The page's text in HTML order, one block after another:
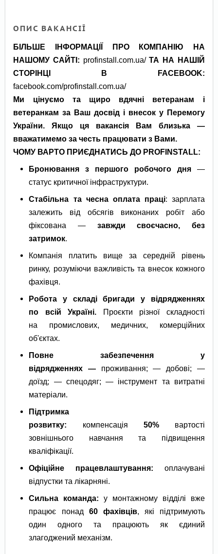
ОПИС ВАКАНСІЇ
БІЛЬШЕ ІНФОРМАЦІЇ ПРО КОМПАНІЮ НА
НАШОМУ САЙТІ: profinstall.com.ua/ТА НА НАШІЙ
СТОРІНЦІ В FACEBOOK:
facebook.com/profinstall.com.ua/
Ми цінуємо та щиро вдячні ветеранам і
ветеранкам за Ваш досвід і внесок у Перемогу
України. Якщо ця вакансія Вам близька —
вважатимемо за честь працювати з Вами.
ЧОМУ ВАРТО ПРИЄДНАТИСЬ ДО PROFINSTALL:
Бронювання з першого робочого дня—
статус критичної інфраструктури.
Стабільна та чесна оплата праці: зарплата
залежить від обсягів виконаних робіт або
фіксована — завжди своєчасно, без
затримок.
Компанія платить вище за середній рівень
ринку, розуміючи важливість та внесок кожного
фахівця.
Робота у складі бригади у відрядженнях
по всій Україні. Проєкти різної складності
на промислових, медичних, комерційних
об'єктах.
Повне забезпечення у
відрядженнях — проживання; — добові; —
доїзд; — спецодяг; — інструмент та витратні
матеріали.
Підтримка
розвитку: компенсація 50%вартості
зовнішнього навчання та підвищення
кваліфікації.
Офіційне працевлаштування: оплачувані
відпустки та лікарняні.
Сильна команда: у монтажному відділі вже
працює понад 60 фахівців, які підтримують
один одного та працюють як єдиний
злагоджений механізм.